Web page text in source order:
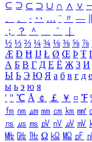
⊆ ⊇ ⊂ ⊃ ∪ ∩ ∧ ∨
、
。 · ‥ … ¨ 〃 ―
；
？ ＾ ｀
½ ⅓ ⅔ ¼ ¾ ⅛ ⅜ ⅝ ⅞
Æ Ð Ħ Ĳ Ł Ø Œ Þ Ŧ
А Б В Г Д Е Ё Ж З И
Ы Ь Э Ю Я а б в г д е
ы ь э ю я
′ ″ ℃ Å ￠ ￡ ￥ ¤ ℉
㎙ ㎚ ㎛ ㎜ ㎝ ㎞ ㎟
㎱ ㎲ ㎳ ㎴ ㎵ ㎶ ㎷
㎒ ㎓ ㎔ Ω ㏀ ㏁ ㎊